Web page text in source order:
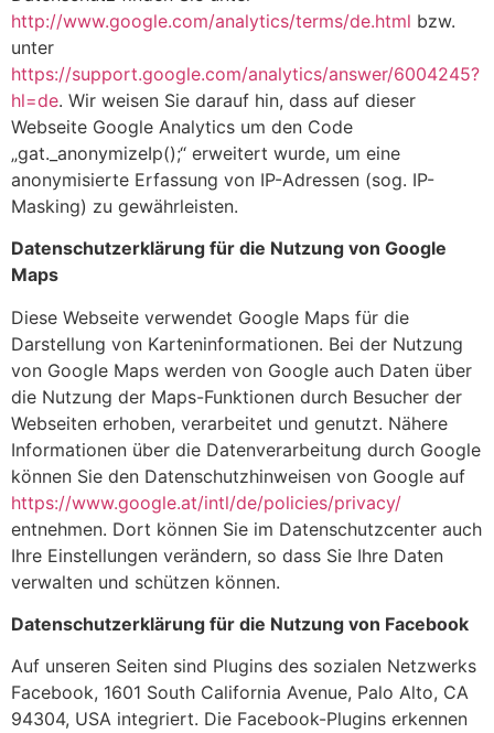
http://www.google.com/analytics/terms/de.html bzw.
unter
https://support.google.com/analytics/answer/6004245?
hl=de. Wir weisen Sie darauf hin, dass auf dieser
Webseite Google Analytics um den Code
„gat._anonymizeIp();“ erweitert wurde, um eine
anonymisierte Erfassung von IP-Adressen (sog. IP-
Masking) zu gewährleisten.
Datenschutzerklärung für die Nutzung von Google
Maps
Diese Webseite verwendet Google Maps für die
Darstellung von Karteninformationen. Bei der Nutzung
von Google Maps werden von Google auch Daten über
die Nutzung der Maps-Funktionen durch Besucher der
Webseiten erhoben, verarbeitet und genutzt. Nähere
Informationen über die Datenverarbeitung durch Google
können Sie den Datenschutzhinweisen von Google auf
https://www.google.at/intl/de/policies/privacy/
entnehmen. Dort können Sie im Datenschutzcenter auch
Ihre Einstellungen verändern, so dass Sie Ihre Daten
verwalten und schützen können.
Datenschutzerklärung für die Nutzung von Facebook
Auf unseren Seiten sind Plugins des sozialen Netzwerks
Facebook, 1601 South California Avenue, Palo Alto, CA
94304, USA integriert. Die Facebook-Plugins erkennen